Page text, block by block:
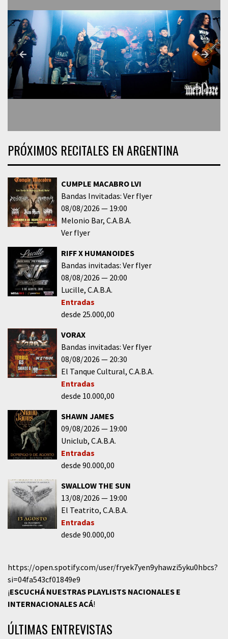
PRÓXIMOS RECITALES EN ARGENTINA
CUMPLE MACABRO LVI
Bandas Invitadas: Ver flyer
08/08/2026
19:00
Melonio Bar C.A.B.A.
Ver flyer
RIFF X HUMANOIDES
Bandas invitadas: Ver flyer
08/08/2026
20:00
Lucille C.A.B.A.
Entradas
desde 25.000,00
VORAX
Bandas invitadas: Ver flyer
08/08/2026
20:30
El Tanque Cultural C.A.B.A.
Entradas
desde 10.000,00
SHAWN JAMES
09/08/2026
19:00
Uniclub C.A.B.A.
Entradas
desde 90.000,00
SWALLOW THE SUN
13/08/2026
19:00
El Teatrito C.A.B.A.
Entradas
desde 90.000,00
https://open.spotify.com/user/fryek7yen9yhawzi5yku0hbcs?
si=04fa543cf01849e9
¡ESCUCHÁ NUESTRAS PLAYLISTS NACIONALES E
INTERNACIONALESACÁ!
ÚLTIMAS ENTREVISTAS